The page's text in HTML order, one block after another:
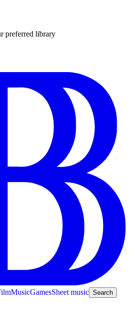
preferred library
MusicGamesSheet music Search